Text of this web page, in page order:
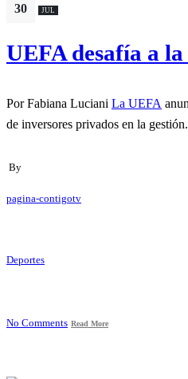
30 JUL
UEFA desafía a
Por Fabiana Luciani La UEFA
de inversores privados en la
By
pagina-contigotv
Deportes
No Comments Read More